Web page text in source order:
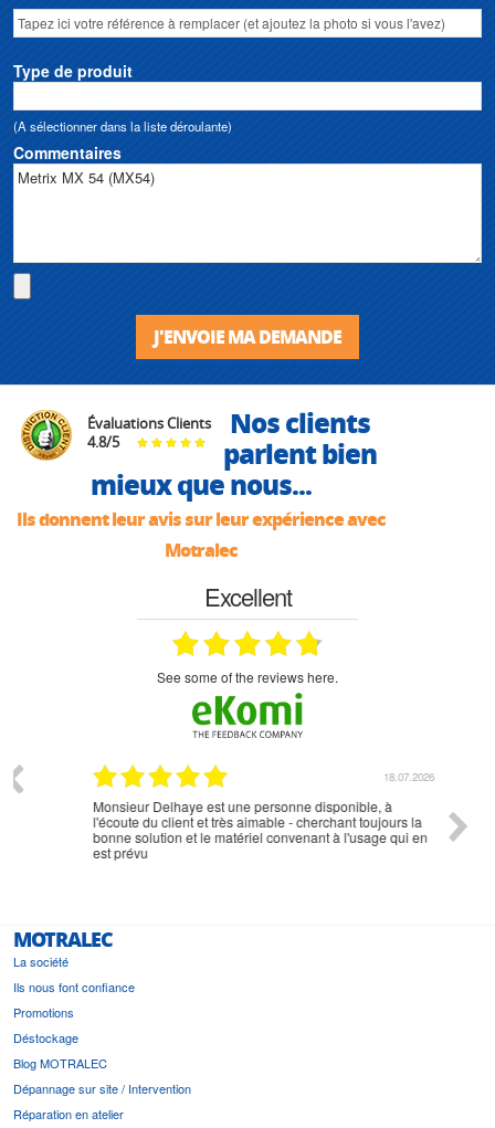
Type de produit
(A sélectionner dans la liste déroulante)
Commentaires
J'ENVOIE MA DEMANDE
Évaluations Clients
4.8/5
Nos clients
parlent bien
mieux que nous...
Ils donnent leur avis sur leur expérience avec
Motralec
Excellent
see some of the reviews here.
18.07.2026
Monsieur Delhaye est une personne disponible, à
l'écoute du client et très aimable - cherchant toujours la
bonne solution et le matériel convenant à l'usage qui en
est prévu
MOTRALEC
La société
Ils nous font confiance
Promotions
Déstockage
Blog MOTRALEC
Dépannage sur site / Intervention
Réparation en atelier